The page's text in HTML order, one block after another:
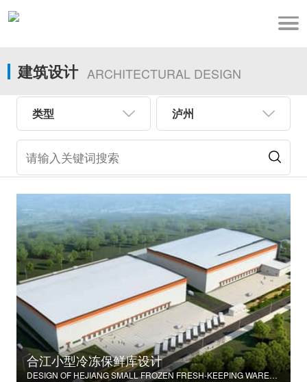
建筑设计 ARCHITECTURAL DESIGN
类型 泸州
合江小型冷冻保鲜库设计
DESIGN OF HEJIANG SMALL FROZEN FRESH-KEEPING WAREHOUSE